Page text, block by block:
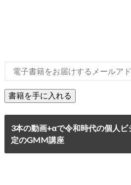
3本の動画+αで令和時代の個人ビ
定のGMM講座